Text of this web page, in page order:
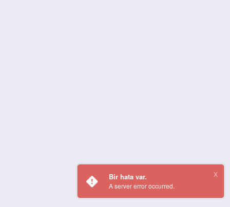
Bir hata var.
A server error occurred.